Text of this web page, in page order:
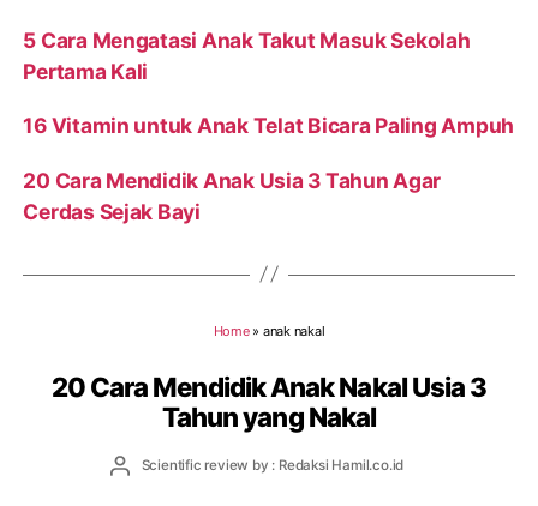
5 Cara Mengatasi Anak Takut Masuk Sekolah
Pertama Kali
16 Vitamin untuk Anak Telat Bicara Paling Ampuh
20 Cara Mendidik Anak Usia 3 Tahun Agar
Cerdas Sejak Bayi
Home» anak nakal
20 Cara Mendidik Anak Nakal Usia 3
Tahun yang Nakal
PostScientific review by : Redaksi Hamil.co.id